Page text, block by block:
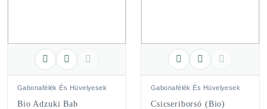
Gabonafélék És Hüvelyesek
Bio Adzuki Bab
Gabonafélék És Hüvelyesek
Csicseriborsó (bio)